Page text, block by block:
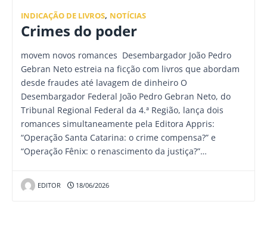
INDICAÇÃO DE LIVROS, NOTÍCIAS
Crimes do poder
movem novos romances Desembargador João Pedro
Gebran Neto estreia na ficção com livros que abordam
desde fraudes até lavagem de dinheiro O
Desembargador Federal João Pedro Gebran Neto, do
Tribunal Regional Federal da 4.ª Região, lança dois
romances simultaneamente pela Editora Appris:
“Operação Santa Catarina: o crime compensa?” e
“Operação Fênix: o renascimento da justiça?”…
EDITOR 18/06/2026